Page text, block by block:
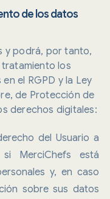
de los datos
y podrá, por tanto,
los
el RGPD y la Ley
de Protección de
derechos digitales:
del Usuario a
MerciChefs está
y, en caso
sobre sus datos